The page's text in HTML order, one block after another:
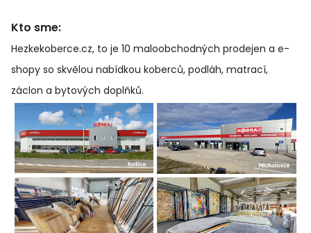
Kto sme:
Hezkekoberce.cz, to je 10 maloobchodných prodejen a e-
shopy so skvělou nabídkou koberců, podláh, matrací,
záclon a bytových doplňků.